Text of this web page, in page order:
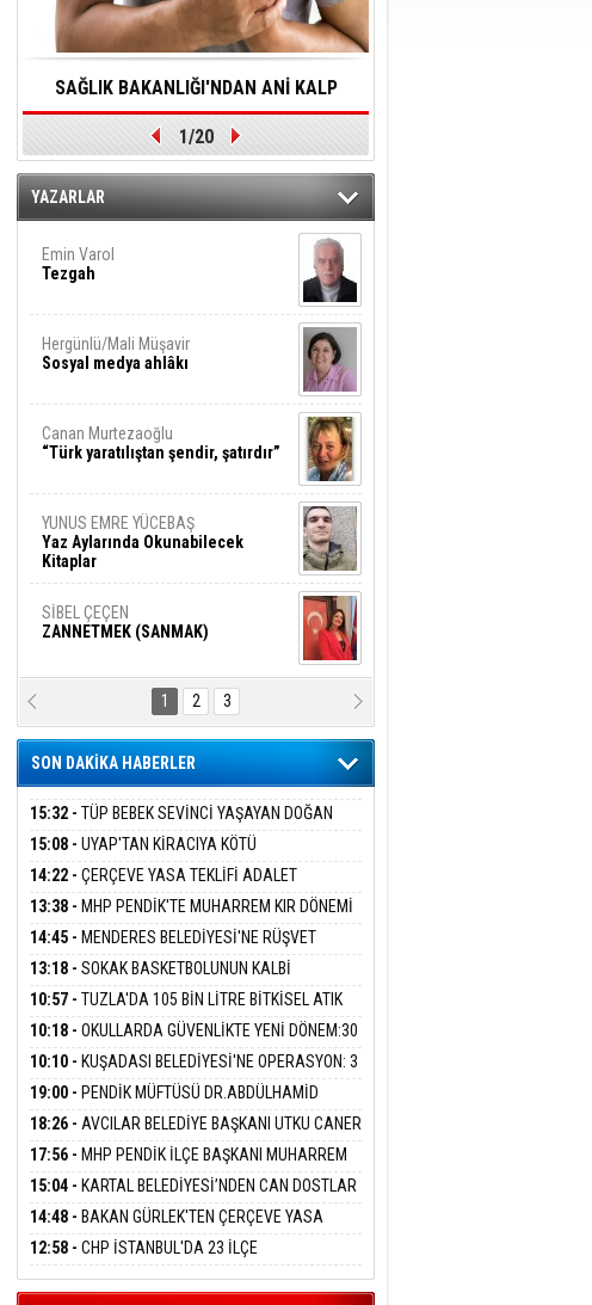
SAĞLIK BAKANLIĞI'NDAN ANİ KALP
DURMALARINA HIZLI MÜDAHALE
EDİLMESİNE YÖNELİK ÖNLENMESİ İÇİN
1/20
YAZARLAR
Emin Varol
Tezgah
Hergünlü/Mali Müşavir
Sosyal medya ahlâkı
Canan Murtezaoğlu
“Türk yaratılıştan şendir, şatırdır”
YUNUS EMRE YÜCEBAŞ
Yaz Aylarında Okunabilecek
Kitaplar
SİBEL ÇEÇEN
ZANNETMEK (SANMAK)
Karanlık DNA Kuşaklararası
Şiddetin Biyolojik Faturası
Şiyar Adıyaman
Ben Bu Sahaya Sığmazam
Hasan Ali Çölük
Bir Satırın İçindeki İnsan
Ezgi Kılıç
SİVAS: ATEŞE ATILAN VİCDAN
BARIŞ BAŞARSLAN
ADANMAK
Meltem Kaynas
AFFETMEYECEĞİM!
1 2 3
SON DAKİKA HABERLER
15:32 - TÜP BEBEK SEVİNCİ YAŞAYAN DOĞAN
AİLESİNE BAKANLIK DESTEĞİ
15:08 - UYAP'TAN KİRACIYA KÖTÜ
HABER:''TEBLİGAT GELMEDİ'' SAVUNMASI
MAHKEMEDEN DÖNDÜ
14:22 - ÇERÇEVE YASA TEKLİFİ ADALET
KOMİSYONU'NDAN GEÇTİ:SÜREÇ NASIL
İŞLEYECEK?
13:38 - MHP PENDİK'TE MUHARREM KIR DÖNEMİ
DEVAM EDİYOR
14:45 - MENDERES BELEDİYESİ'NE RÜŞVET
OPERASYONU:BELEDİYE BAŞKANI İLKAY ÇİÇEK
ADLİYEYE SEVK EDİLDİ
13:18 - SOKAK BASKETBOLUNUN KALBİ
ÜMRANİYE’DE ATACAK
10:57 - TUZLA'DA 105 BİN LİTRE BİTKİSEL ATIK
YAĞ TOPLANDI
10:18 - OKULLARDA GÜVENLİKTE YENİ DÖNEM:30
BİN PERSONEL ALINACAK DEDEKTÖRLÜ ARAMA
GELİYOR
10:10 - KUŞADASI BELEDİYESİ'NE OPERASYON: 3
DALGADA 15 GÖZALTI
19:00 - PENDİK MÜFTÜSÜ DR.ABDÜLHAMİD
PEHLİVAN BASIN MENSUPLARINI AĞIRLADI
18:26 - AVCILAR BELEDİYE BAŞKANI UTKU CANER
ÇANKAYA HAKKINDA TAHLİYE KARARI
17:56 - MHP PENDİK İLÇE BAŞKANI MUHARREM
KIR KARTAL ORDULULAR DERNEĞİ HEYETİNİ
AĞIRLADI
15:04 - KARTAL BELEDİYESİ’NDEN CAN DOSTLAR
İÇİN DEV YATIRIM!
14:48 - BAKAN GÜRLEK'TEN ÇERÇEVE YASA
AÇIKLAMASI:''KIRMIZI ÇİZGİMİZ ŞEHİT AİLELERİ
VE GAZİLERİMİZİN HASSASİYETİDİR''
12:58 - CHP İSTANBUL'DA 23 İLÇE
BAŞKANLIĞI'NDA ATAMALAR GERÇEKLEŞTİ